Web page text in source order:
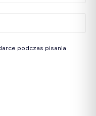
podczas pisania